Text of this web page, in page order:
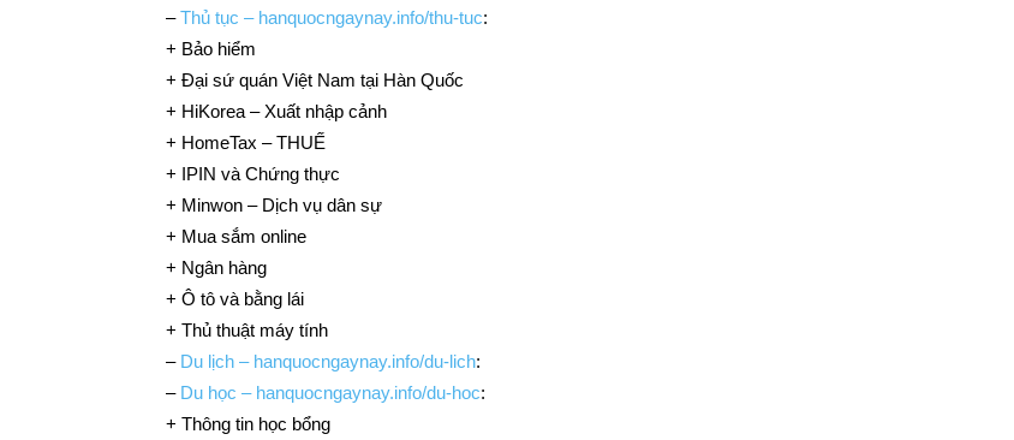
–Thủ tục – hanquocngaynay.info/thu-tuc:
+ Bảo hiểm
+ Đại sứ quán Việt Nam tại Hàn Quốc
+ HiKorea – Xuất nhập cảnh
+ HomeTax – THUẾ
+ IPIN và Chứng thực
+ Minwon – Dịch vụ dân sự
+ Mua sắm online
+ Ngân hàng
+ Ô tô và bằng lái
+ Thủ thuật máy tính
– Du lịch – hanquocngaynay.info/du-lich:
– Du học – hanquocngaynay.info/du-hoc:
+ Thông tin học bổng